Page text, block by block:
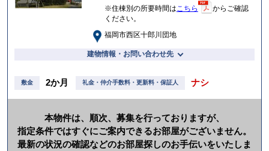
※住棟別の所要時間はこちら
からご確認
ください。
福岡市西区十郎川団地
建物情報・お問い合わせ先
敷金 2か月 礼金・仲介手数料・更新料・保証人 ナシ
本物件は、順次、募集を行っておりますが、
指定条件ではすぐにご案内できるお部屋がございません。
最新の状況の確認などのお部屋探しのお手伝いをいたしま